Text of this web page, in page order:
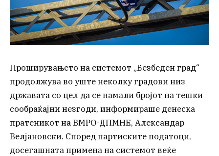
Проширувањето на системот „Безбеден град“
продолжува во уште неколку градови низ
државата со цел да се намали бројот на тешки
сообраќајни незгоди, информираше денеска
пратеникот на ВМРО-ДПМНЕ, Александар
Велјановски. Според партиските податоци,
досегашната примена на системот веќе